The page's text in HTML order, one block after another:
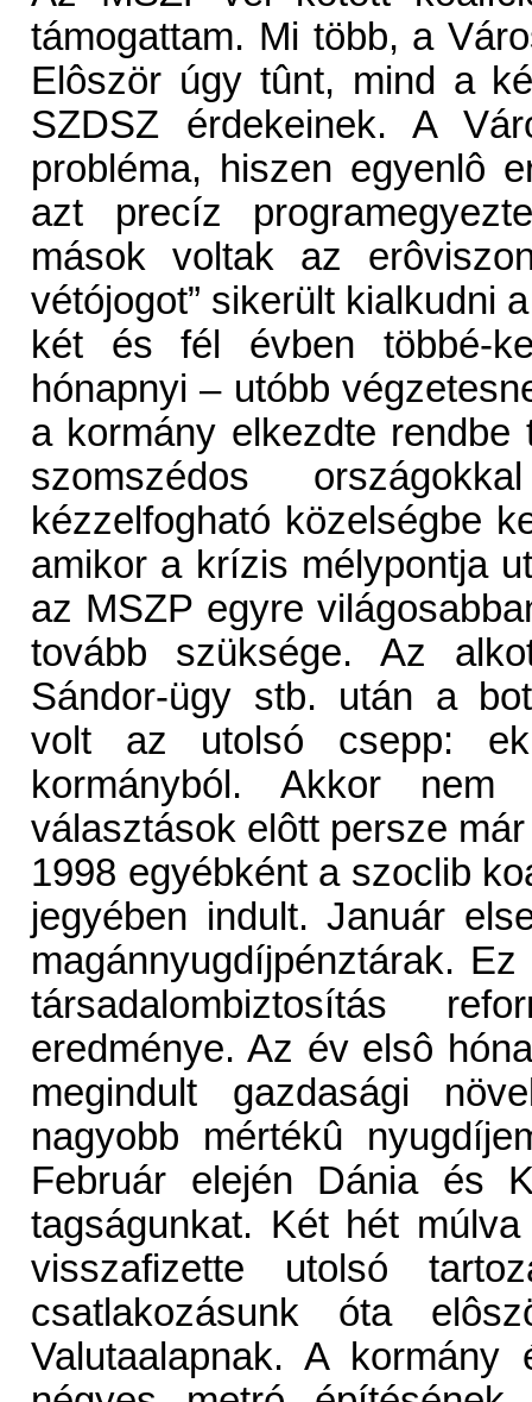
támogattam. Mi több, a
Elôször úgy tûnt, mind a
SZDSZ érdekeinek. A
probléma, hiszen egyenlô
azt precíz
mások voltak az
vétójogot” sikerült kialkudni
két és fél évben többé-
hónapnyi – utóbb
a kormány elkezdte
szomszédos
kézzelfogható közelségbe
amikor a krízis mélypontja
az MSZP egyre
tovább szüksége. Az
Sándor-ügy stb. után a
volt az utolsó csepp:
kormányból. Akkor
választások elôtt persze
1998 egyébként a szoclib
jegyében indult. Január
magánnyugdíjpénztárak.
társadalombiztosítás
eredménye. Az év elsô
megindult gazdasági
nagyobb mértékû
Február elején Dánia és
tagságunkat. Két hét
visszafizette utolsó
csatlakozásunk óta
Valutaalapnak. A